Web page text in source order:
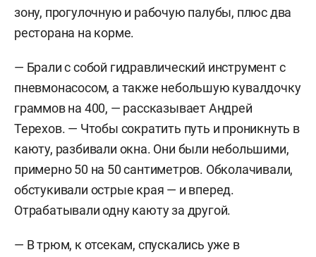
зону, прогулочную и рабочую палубы, плюс два
ресторана на корме.
— Брали с собой гидравлический инструмент с
пневмонасосом, а также небольшую кувалдочку
граммов на 400, — рассказывает Андрей
Терехов. — Чтобы сократить путь и проникнуть в
каюту, разбивали окна. Они были небольшими,
примерно 50 на 50 сантиметров. Обколачивали,
обстукивали острые края — и вперед.
Отрабатывали одну каюту за другой.
— В трюм, к отсекам, спускались уже в